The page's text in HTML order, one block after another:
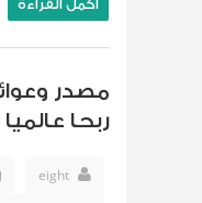
أكمل القراءة
مصدر
ربحا عالميا
eight